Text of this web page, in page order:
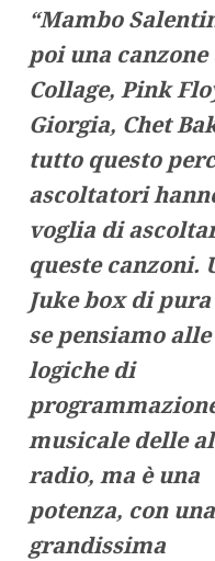
“Mambo
poi una canzone
Collage, Pink
Giorgia, Chet
tutto questo
ascoltatori
voglia di
queste canzoni.
Juke box di
se pensiamo alle
logiche di
musicale delle
radio, ma è una
potenza, con una
grandissima